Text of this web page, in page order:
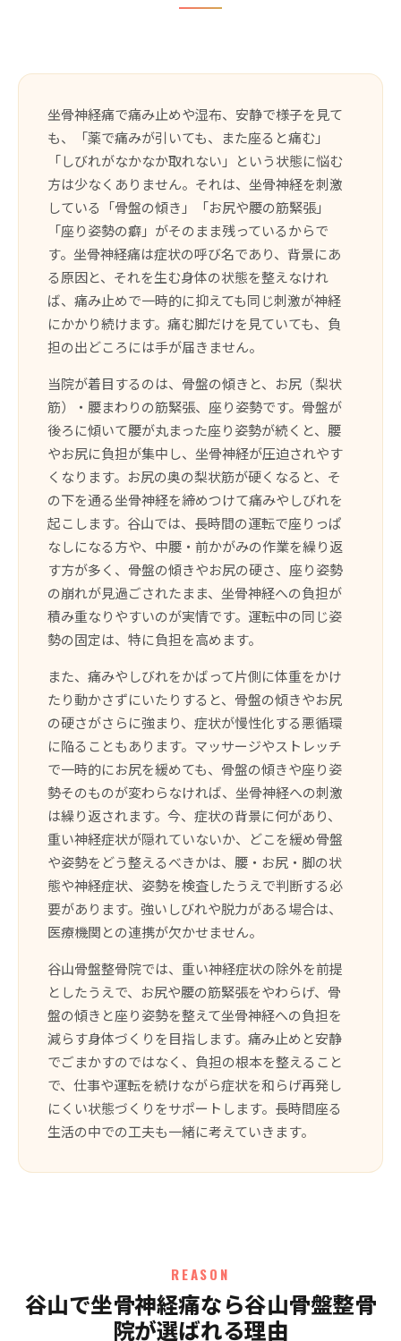
坐骨神経痛で痛み止めや湿布、安静で様子を見て
も、「薬で痛みが引いても、また座ると痛む」
「しびれがなかなか取れない」という状態に悩む
方は少なくありません。それは、坐骨神経を刺激
している「骨盤の傾き」「お尻や腰の筋緊張」
「座り姿勢の癖」がそのまま残っているからで
す。坐骨神経痛は症状の呼び名であり、背景にあ
る原因と、それを生む身体の状態を整えなけれ
ば、痛み止めで一時的に抑えても同じ刺激が神経
にかかり続けます。痛む脚だけを見ていても、負
担の出どころには手が届きません。
当院が着目するのは、骨盤の傾きと、お尻（梨状
筋）・腰まわりの筋緊張、座り姿勢です。骨盤が
後ろに傾いて腰が丸まった座り姿勢が続くと、腰
やお尻に負担が集中し、坐骨神経が圧迫されやす
くなります。お尻の奥の梨状筋が硬くなると、そ
の下を通る坐骨神経を締めつけて痛みやしびれを
起こします。谷山では、長時間の運転で座りっぱ
なしになる方や、中腰・前かがみの作業を繰り返
す方が多く、骨盤の傾きやお尻の硬さ、座り姿勢
の崩れが見過ごされたまま、坐骨神経への負担が
積み重なりやすいのが実情です。運転中の同じ姿
勢の固定は、特に負担を高めます。
また、痛みやしびれをかばって片側に体重をかけ
たり動かさずにいたりすると、骨盤の傾きやお尻
の硬さがさらに強まり、症状が慢性化する悪循環
に陥ることもあります。マッサージやストレッチ
で一時的にお尻を緩めても、骨盤の傾きや座り姿
勢そのものが変わらなければ、坐骨神経への刺激
は繰り返されます。今、症状の背景に何があり、
重い神経症状が隠れていないか、どこを緩め骨盤
や姿勢をどう整えるべきかは、腰・お尻・脚の状
態や神経症状、姿勢を検査したうえで判断する必
要があります。強いしびれや脱力がある場合は、
医療機関との連携が欠かせません。
谷山骨盤整骨院では、重い神経症状の除外を前提
としたうえで、お尻や腰の筋緊張をやわらげ、骨
盤の傾きと座り姿勢を整えて坐骨神経への負担を
減らす身体づくりを目指します。痛み止めと安静
でごまかすのではなく、負担の根本を整えること
で、仕事や運転を続けながら症状を和らげ再発し
にくい状態づくりをサポートします。長時間座る
生活の中での工夫も一緒に考えていきます。
REASON
谷山で坐骨神経痛なら谷山骨盤整骨
院が選ばれる理由